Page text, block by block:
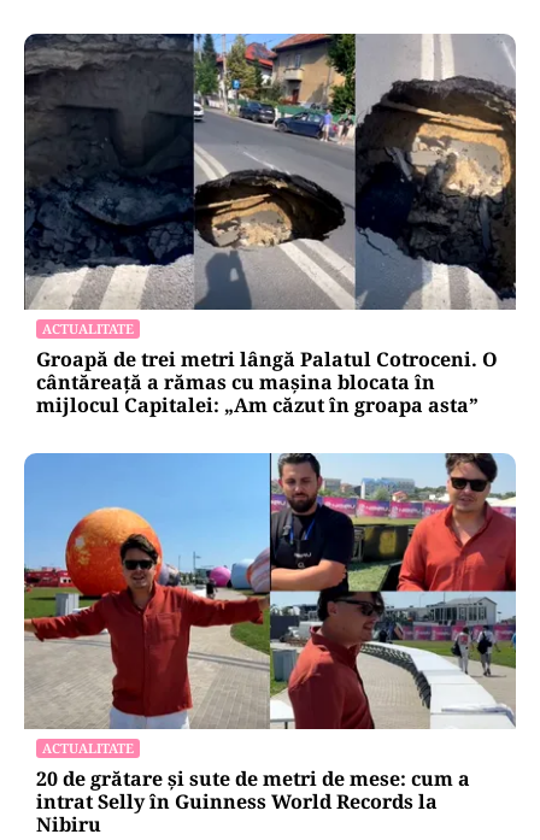
ACTUALITATE
Groapă de trei metri lângă Palatul Cotroceni. O
cântăreață a rămas cu mașina blocata în
mijlocul Capitalei: „Am căzut în groapa asta”
ACTUALITATE
20 de grătare și sute de metri de mese: cum a
intrat Selly în Guinness World Records la
Nibiru